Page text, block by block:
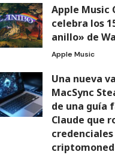
Apple Music
celebra los
anillo» de
Apple Music
Una nueva
MacSync
de una guía
Claude que
credenciales